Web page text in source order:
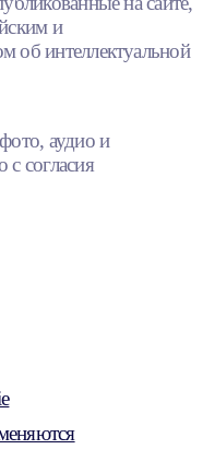
и
об интеллектуальной
аудио и
согласия